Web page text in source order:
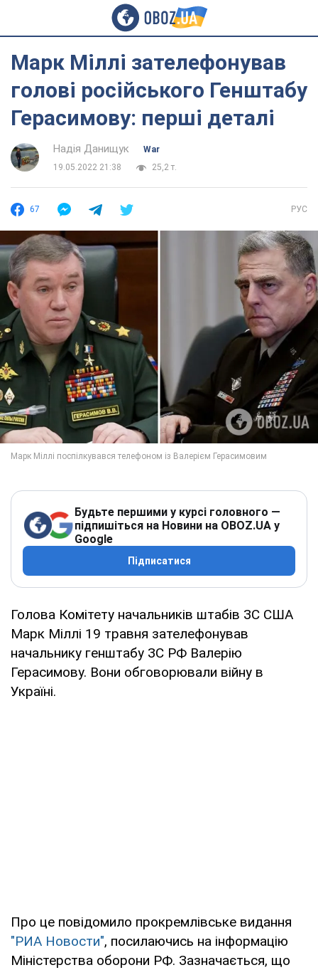
Марк Міллі зателефонував
голові російського Генштабу
Герасимову: перші деталі
Надія Данищук
War
19.05.2022 21:38
25,2 т.
67 РУС
Будьте першими у курсі головного —
підпишіться на Новини на OBOZ.UA у
Google
Підписатися
Голова Комітету начальників штабів ЗС США
Марк Міллі 19 травня зателефонував
начальнику генштабу ЗС РФ Валерію
Герасимову. Вони обговорювали війну в
Україні.
Про це повідомило прокремлівське видання
"РИА Новости", посилаючись на інформацію
Міністерства оборони РФ. Зазначається, що